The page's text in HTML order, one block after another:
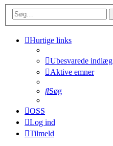
Hurtige links
Ubesvarede indlæg
Aktive emner
Søg
OSS
Log ind
Tilmeld